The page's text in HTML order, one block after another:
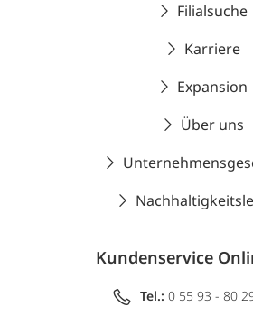
Filialsuche
Karriere
Expansion
Über uns
Kundenservice
Tel.: 0 55 93 - 80